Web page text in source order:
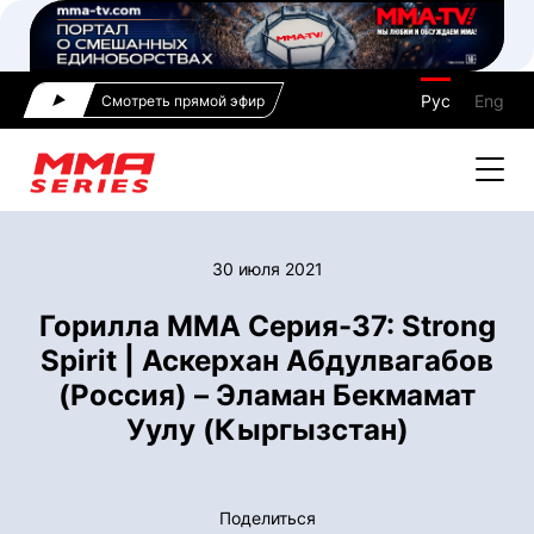
Смотреть прямой эфир Рус Eng
30 июля 2021
Горилла ММА Серия-37: Strong
Spirit | Аскерхан Абдулвагабов
(Россия) – Эламан Бекмамат
Уулу (Кыргызстан)
Поделиться